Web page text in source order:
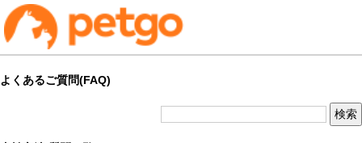
よくあるご質問(FAQ)